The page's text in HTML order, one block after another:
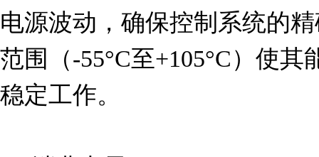
电源波动，确保控制系统的
范围（-55°C至+105°C）使
稳定工作。